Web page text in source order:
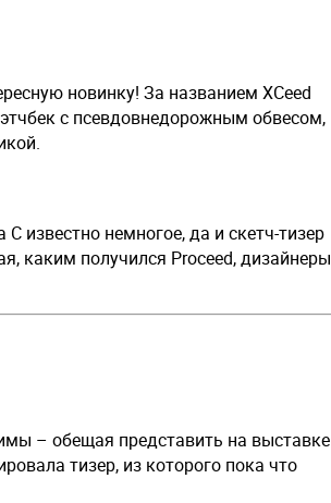
новинку! За названием XCeed
с псевдовнедорожным обвесом,
известно немногое, да и скетч-тизер
каким получился Proceed, дизайнеры
– обещая представить на выставке
тизер, из которого пока что